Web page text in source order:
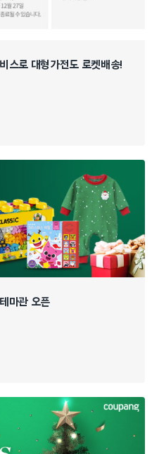
스로 대형가전도 로켓배송!
마관 오픈